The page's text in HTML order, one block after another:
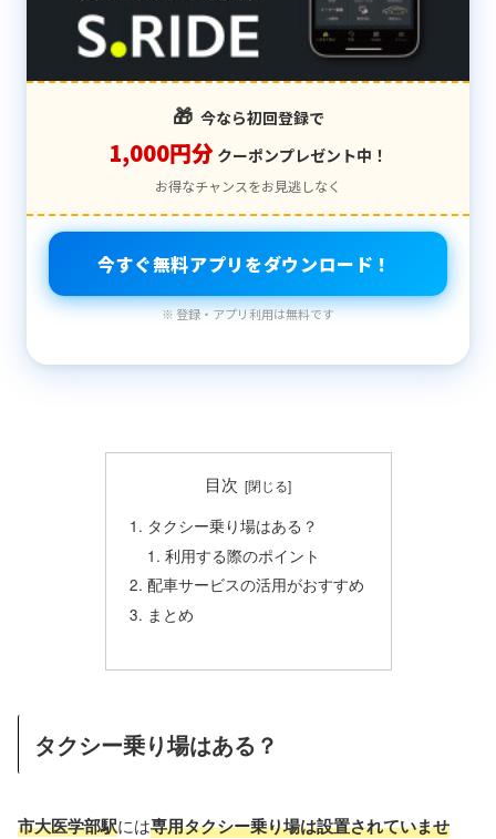
🎁 今なら初回登録で
1,000円分 クーポンプレゼント中！
お得なチャンスをお見逃しなく
今すぐ無料アプリをダウンロード！
※ 登録・アプリ利用は無料です
目次
タクシー乗り場はある？
利用する際のポイント
配車サービスの活用がおすすめ
まとめ
タクシー乗り場はある？
市大医学部駅には専用タクシー乗り場は設置されていませ